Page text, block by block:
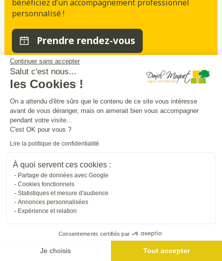
Continuer sans accepter
Salut c'est nous...
les Cookies !
On a attendu d'être sûrs que le contenu de ce site vous intéresse
avant de vous déranger, mais on aimerait bien vous accompagner
pendant votre visite...
C'est OK pour vous ?
Lire la politique de confidentialité
À quoi servent ces cookies :
Partage de données avec Google
Cookies fonctionnels
Statistiques et mesure d'audience
Annonces personnalisées
Expérience et relation
Consentements certifiés par
Je choisis Tout accepter
bénéficiez d’un accompagnement professionnel
personnalisé !
Prendre rendez-vous
Sécurité , praticité:
entourezetsécurisez vos extérieursen
beauté
Trouver une entreprise proche de chez vous
Me géolocaliser